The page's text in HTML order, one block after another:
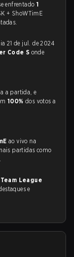
enfrentado 1
+ ShoWTimE
21 de jul. de 2024
Code S onde
a partida, e
100%dos votos a
ao vivo na
partidas como
.
League
e